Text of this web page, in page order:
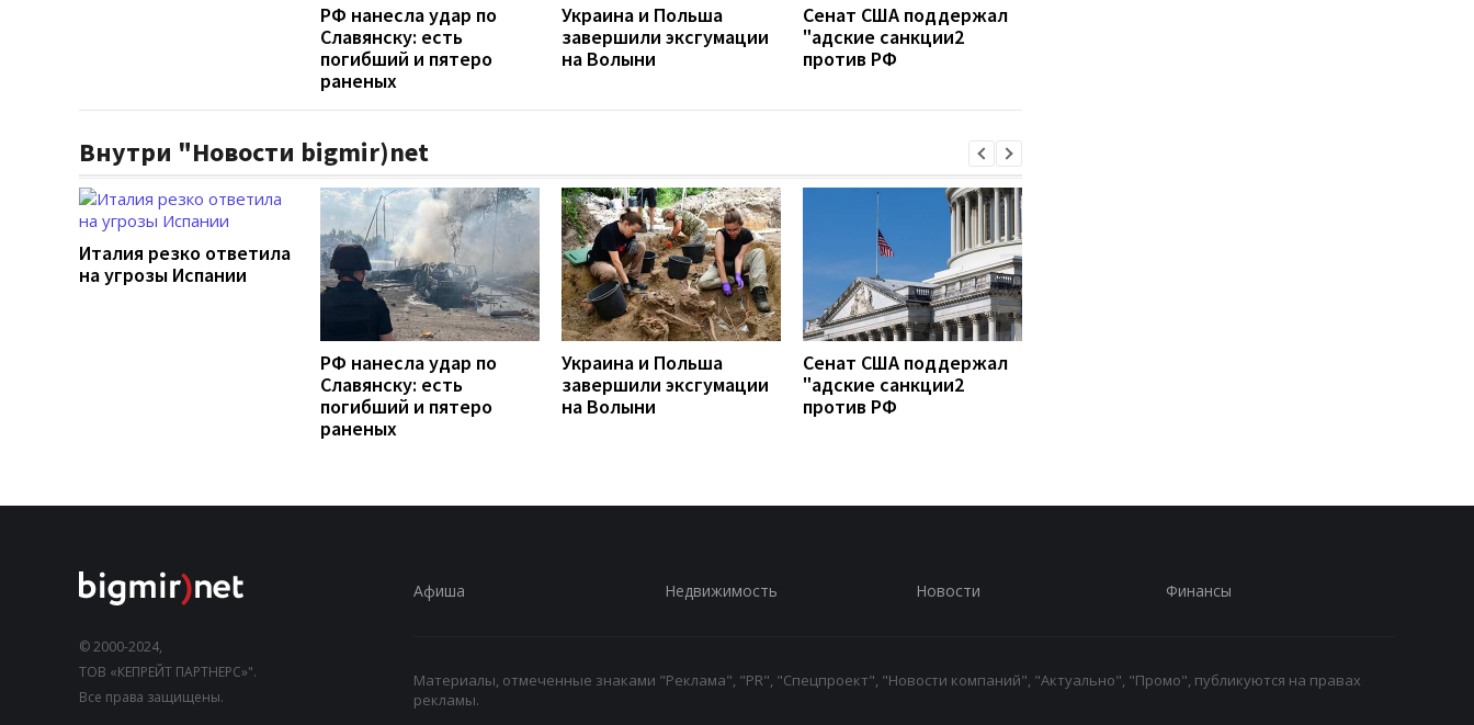
РФ нанесла удар по
Славянску: есть
погибший и пятеро
раненых
Украина и Польша
завершили эксгумации
на Волыни
Сенат США поддержал
"адские санкции2
против РФ
Внутри "Новости bigmir)net
Италия резко ответила
на угрозы Испании
РФ нанесла удар по
Славянску: есть
погибший и пятеро
раненых
Украина и Польша
завершили эксгумации
на Волыни
Сенат США поддержал
"адские санкции2
против РФ
© 2000-2024,
ТОВ «КЕПРЕЙТ ПАРТНЕРС»".
Все права защищены.
Афиша Недвижимость Новости Финансы
Материалы, отмеченные знаками "Реклама", "PR", "Спецпроект", "Новости компаний", "Актуально", "Промо", публикуются на правах
рекламы.